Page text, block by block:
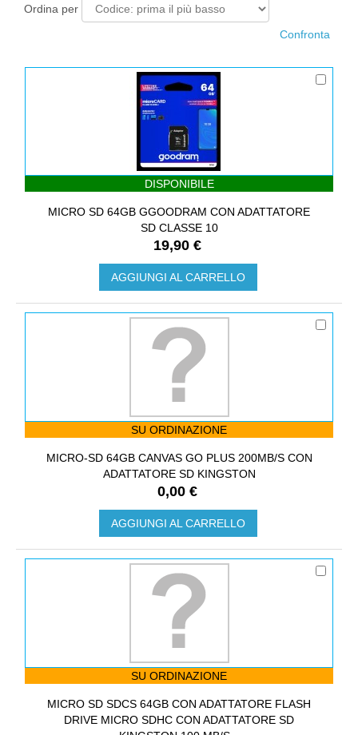
Ordina per
DISPONIBILE
MICRO SD 64GB GGOODRAM CON ADATTATORE
SD CLASSE 10
19,90 €
AGGIUNGI AL CARRELLO
SU ORDINAZIONE
MICRO-SD 64GB CANVAS GO PLUS 200MB/S CON
ADATTATORE SD KINGSTON
0,00 €
AGGIUNGI AL CARRELLO
SU ORDINAZIONE
MICRO SD SDCS 64GB CON ADATTATORE FLASH
DRIVE MICRO SDHC CON ADATTATORE SD